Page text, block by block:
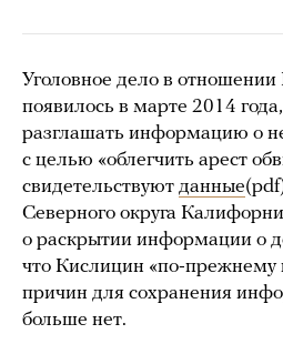
Уголовное дело в
появилось в марте 2014
разглашать информацию о
с целью «облегчить арест
свидетельствуют данные
Северного округа
о раскрытии информации о
что Кислицин «по-прежнему
причин для сохранения
больше нет.